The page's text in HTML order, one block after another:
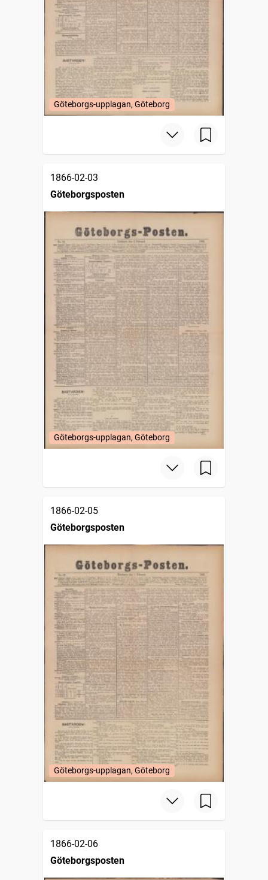
Göteborgs-upplagan, Göteborg
1866-02-03
Göteborgsposten
Göteborgs-upplagan, Göteborg
1866-02-05
Göteborgsposten
Göteborgs-upplagan, Göteborg
1866-02-06
Göteborgsposten